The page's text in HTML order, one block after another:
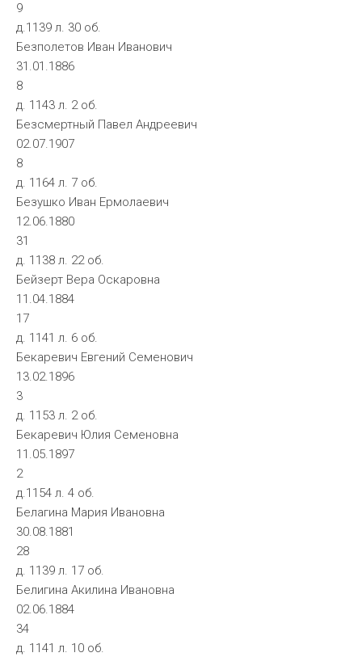
9
д.1139 л. 30 об.
Безполетов Иван Иванович
31.01.1886
8
д. 1143 л. 2 об.
Безсмертный Павел Андреевич
02.07.1907
8
д. 1164 л. 7 об.
Безушко Иван Ермолаевич
12.06.1880
31
д. 1138 л. 22 об.
Бейзерт Вера Оскаровна
11.04.1884
17
д. 1141 л. 6 об.
Бекаревич Евгений Семенович
13.02.1896
3
д. 1153 л. 2 об.
Бекаревич Юлия Семеновна
11.05.1897
2
д.1154 л. 4 об.
Белагина Мария Ивановна
30.08.1881
28
д. 1139 л. 17 об.
Белигина Акилина Ивановна
02.06.1884
34
д. 1141 л. 10 об.